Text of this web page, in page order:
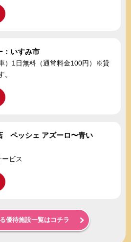
：いすみ市
）1日無料（通常料金100円）※貸
。
ペッシェ アズーロ〜青い
ビス
優待施設一覧はコチラ